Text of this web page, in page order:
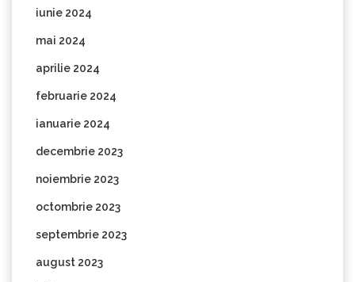
iunie 2024
mai 2024
aprilie 2024
februarie 2024
ianuarie 2024
decembrie 2023
noiembrie 2023
octombrie 2023
septembrie 2023
august 2023